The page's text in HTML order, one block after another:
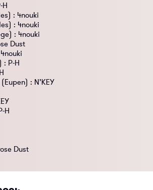
H
: 4nouki
: 4nouki
: 4nouki
Dust
: P-H
(Eupen) : N’KEY
H
Dust